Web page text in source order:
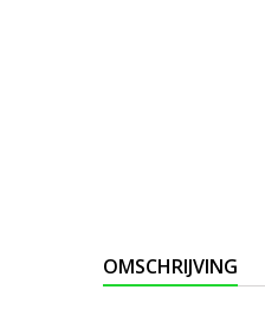
OMSCHRIJVING